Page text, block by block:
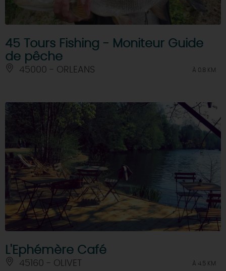
45 Tours Fishing - Moniteur Guide
de pêche
45000 - ORLEANS À 0.8 KM
L'Ephémère Café
45160 - OLIVET À 4.5 KM